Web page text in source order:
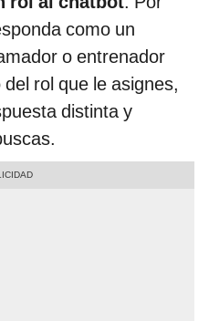
como un
o entrenador
rol que le asignes,
distinta y